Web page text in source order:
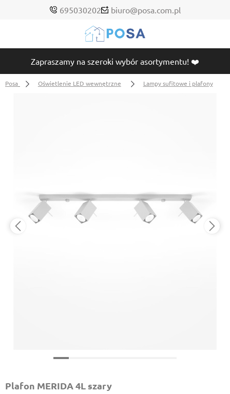
695030202 biuro@posa.com.pl
Zapraszamy na szeroki wybór asortymentu! ❤️
Posa Oświetlenie LED wewnętrzne Lampy sufitowe i plafony
Plafon MERIDA 4L szary